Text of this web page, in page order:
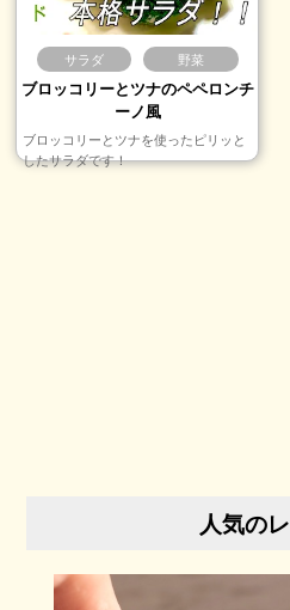
サラダ 野菜
ブロッコリーとツナのペペロンチ
ーノ風
ブロッコリーとツナを使ったピリッと
したサラダです！
人気の